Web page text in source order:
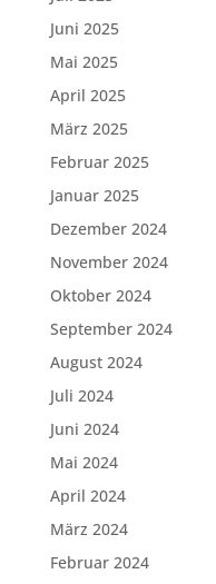
Juni 2025
Mai 2025
April 2025
März 2025
Februar 2025
Januar 2025
Dezember 2024
November 2024
Oktober 2024
September 2024
August 2024
Juli 2024
Juni 2024
Mai 2024
April 2024
März 2024
Februar 2024